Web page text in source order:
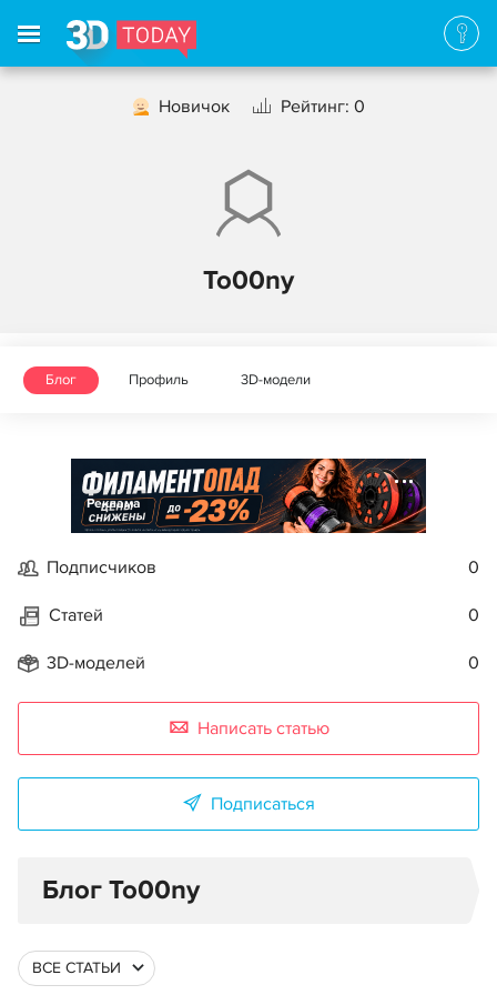
Новичок Рейтинг: 0
To00ny
Блог Профиль 3D-модели
Реклама
Подписчиков 0
Статей 0
3D-моделей 0
Написать статью
Подписаться
Блог To00ny
ВСЕ СТАТЬИ